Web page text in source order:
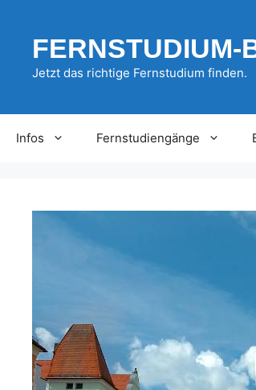
springenFERNSTUDIUM-
Jetzt das richtige Fernstudium finden.
Infos Fernstudiengänge